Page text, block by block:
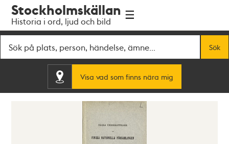
navigationen
huvudinnehållet
Stockholmskällan
Historia i ord, ljud och bild
Sök
Visa vad som finns nära mig